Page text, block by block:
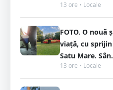
13 ore • Locale
FOTO. O nouă
viață, cu
Satu Mare.
13 ore • Locale